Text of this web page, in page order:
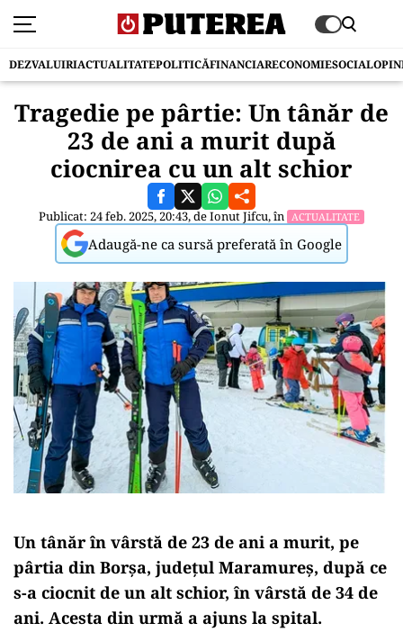
DEZVALUIRIACTUALITATEPOLITICĂFINANCIARECONOMIESOCIAL
Tragedie pe pârtie: Un tânăr de
23 de ani a murit după
ciocnirea cu un alt schior
Publicat: 24 feb. 2025, 20:43, deIonut Jifcu, în ACTUALITATE
Adaugă-ne ca sursă preferată în Google
Un tânăr în vârstă de 23 de ani a murit, pe
pârtia din Borşa, judeţul Maramureş, după ce
s-a ciocnit de un alt schior, în vârstă de 34 de
ani. Acesta din urmă a ajuns la spital.